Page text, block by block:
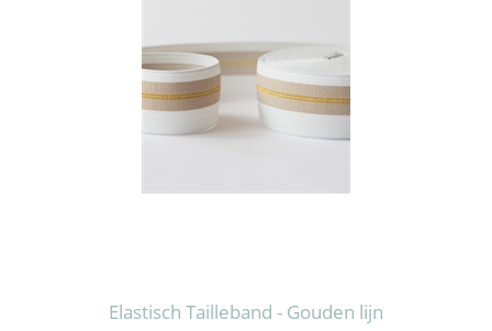
Elastisch Tailleband - Gouden lijn